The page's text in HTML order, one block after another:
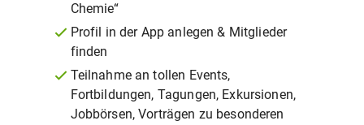
Chemie“
Profil in der App anlegen & Mitglieder
finden
Teilnahme an tollen Events,
Fortbildungen, Tagungen, Exkursionen,
Jobbörsen, Vorträgen zu besonderen